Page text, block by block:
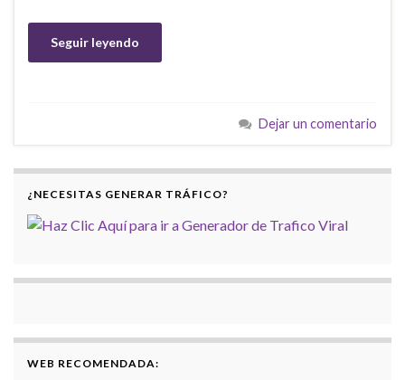
Seguir leyendo
Dejar un comentario
¿NECESITAS GENERAR TRÁFICO?
WEB RECOMENDADA: